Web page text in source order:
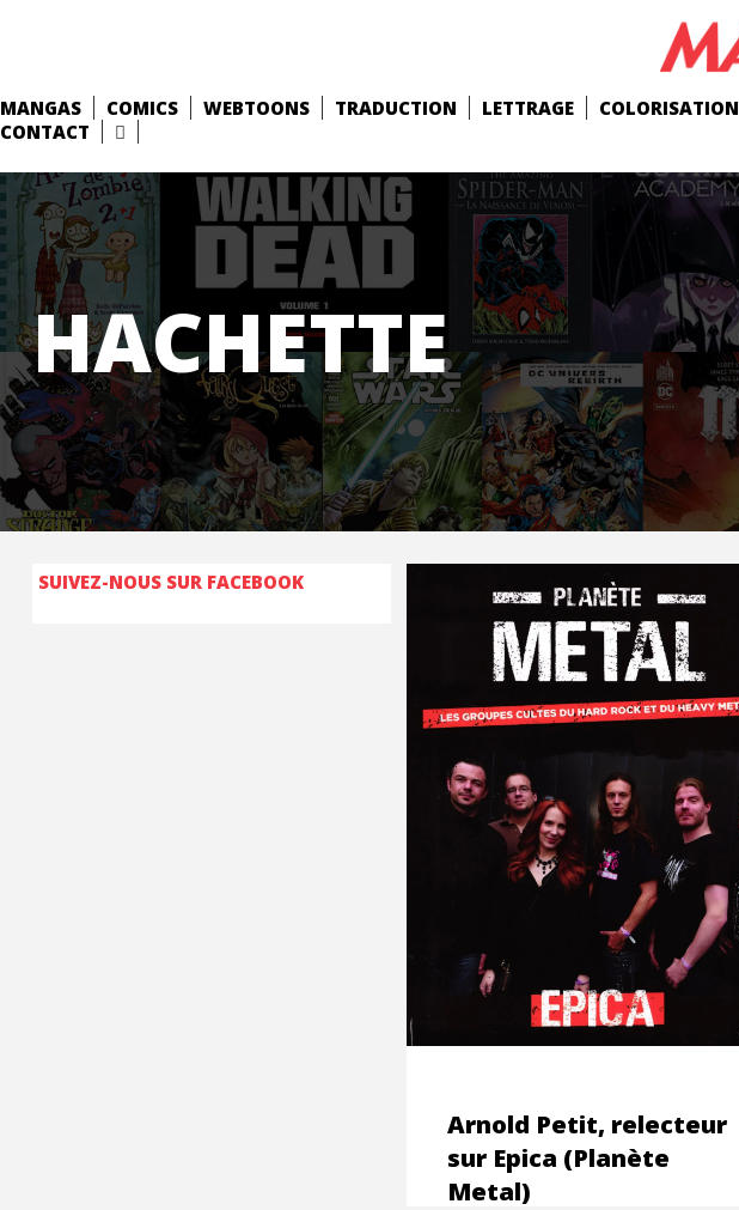
MANGAS COMICS WEBTOONS TRADUCTION LETTRAGE COLORISATION
CONTACT
HACHETTE
SUIVEZ-NOUS SUR FACEBOOK
Arnold Petit, relecteur
sur Epica (Planète
Metal)